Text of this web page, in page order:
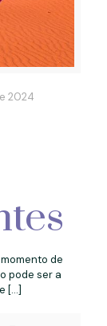
2024
de
pode ser a
[…]